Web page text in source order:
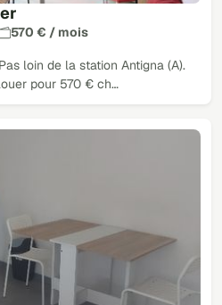
570 € / mois
loin de la station Antigna (A).
pour 570 € ch…